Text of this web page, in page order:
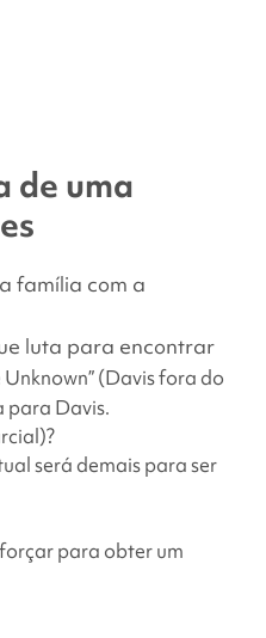
de uma
família com a
luta para encontrar
(Davis fora do
para Davis.
será demais para ser
para obter um